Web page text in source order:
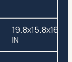
19.8x15.8x16.8
IN